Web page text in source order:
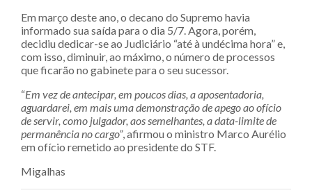
Em março deste ano, o decano do Supremo havia
informado sua saída para o dia 5/7. Agora, porém,
decidiu dedicar-se ao Judiciário “até à undécima hora” e,
com isso, diminuir, ao máximo, o número de processos
que ficarão no gabinete para o seu sucessor.
“Em vez de antecipar, em poucos dias, a aposentadoria,
aguardarei, em mais uma demonstração de apego ao ofício
de servir, como julgador, aos semelhantes, a data-limite de
permanência no cargo”, afirmou o ministro Marco Aurélio
em ofício remetido ao presidente do STF.
Migalhas